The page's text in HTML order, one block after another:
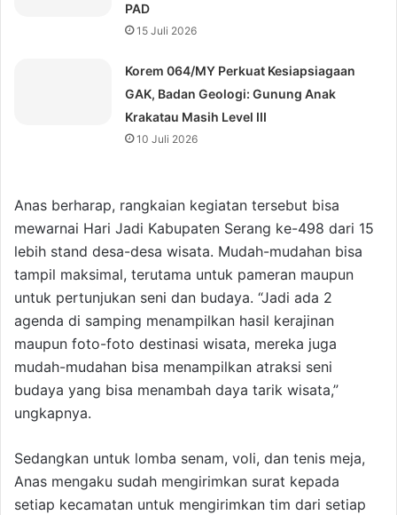
PAD
15 Juli 2026
Korem 064/MY Perkuat Kesiapsiagaan
GAK, Badan Geologi: Gunung Anak
Krakatau Masih Level III
10 Juli 2026
Anas berharap, rangkaian kegiatan tersebut bisa
mewarnai Hari Jadi Kabupaten Serang ke-498 dari 15
lebih stand desa-desa wisata. Mudah-mudahan bisa
tampil maksimal, terutama untuk pameran maupun
untuk pertunjukan seni dan budaya. “Jadi ada 2
agenda di samping menampilkan hasil kerajinan
maupun foto-foto destinasi wisata, mereka juga
mudah-mudahan bisa menampilkan atraksi seni
budaya yang bisa menambah daya tarik wisata,”
ungkapnya.
Sedangkan untuk lomba senam, voli, dan tenis meja,
Anas mengaku sudah mengirimkan surat kepada
setiap kecamatan untuk mengirimkan tim dari setiap